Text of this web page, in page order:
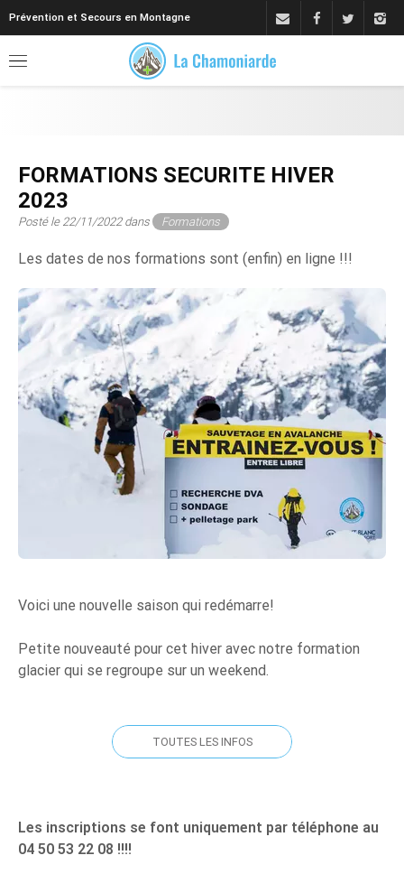
Prévention et Secours en Montagne
FORMATIONS SECURITE HIVER
2023
Posté le 22/11/2022 dans Formations
Les dates de nos formations sont (enfin) en ligne !!!
Voici une nouvelle saison qui redémarre!
Petite nouveauté pour cet hiver avec notre formation
glacier qui se regroupe sur un weekend.
TOUTES LES INFOS
Les inscriptions se font uniquement par téléphone au
04 50 53 22 08 !!!!